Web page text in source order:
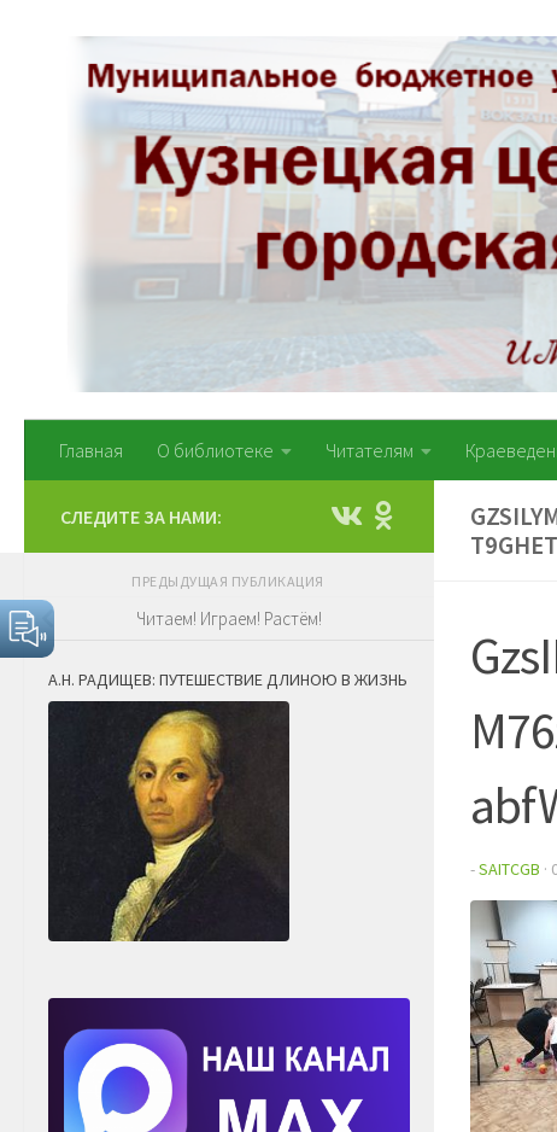
Перейти к содержимому
Главная О библиотеке Читателям
-SAITCGB ·
СЛЕДИТЕ ЗА НАМИ:
ПРЕДЫДУЩАЯ ПУБЛИКАЦИЯ
Читаем! Играем! Растём!
А.Н. РАДИЩЕВ: ПУТЕШЕСТВИЕ ДЛИНОЮ В ЖИЗНЬ